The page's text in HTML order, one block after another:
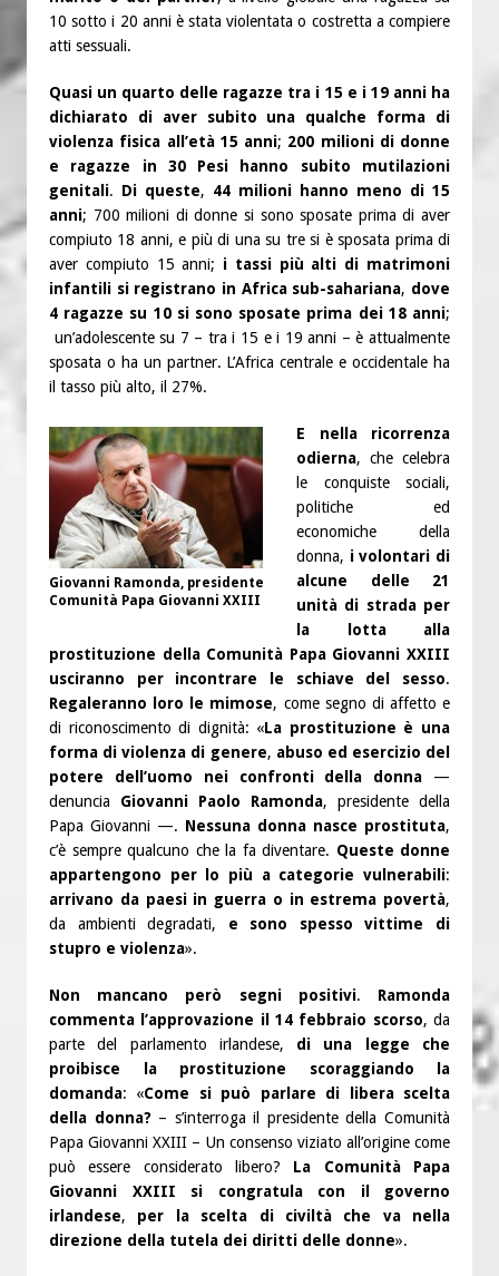
10 sotto i 20 anni è stata violentata o costretta a compiere
atti sessuali.
Quasi un quarto delle ragazze tra i 15 e i 19 anni ha
dichiarato di aver subito una qualche forma di
violenza fisica all’età 15 anni; 200 milioni di donne
e ragazze in 30 Pesi hanno subito mutilazioni
genitali. Di queste, 44 milioni hanno meno di 15
anni; 700 milioni di donne si sono sposate prima di aver
compiuto 18 anni, e più di una su tre si è sposata prima di
aver compiuto 15 anni; i tassi più alti di matrimoni
infantili si registrano in Africa sub-sahariana, dove
4 ragazze su 10 si sono sposate prima dei 18 anni;
un’adolescente su 7 – tra i 15 e i 19 anni – è attualmente
sposata o ha un partner. L’Africa centrale e occidentale ha
il tasso più alto, il 27%.
Giovanni Ramonda, presidente
Comunità Papa Giovanni XXIII
E nella ricorrenza
odierna, che celebra
le conquiste sociali,
politiche ed
economiche della
donna, i volontari di
alcune delle 21
unità di strada per
la lotta alla
prostituzione della Comunità Papa Giovanni XXIII
usciranno per incontrare le schiave del sesso.
Regaleranno loro le mimose, come segno di affetto e
di riconoscimento di dignità: «La prostituzione è una
forma di violenza di genere, abuso ed esercizio del
potere dell’uomo nei confronti della donna —
denuncia Giovanni Paolo Ramonda, presidente della
Papa Giovanni —. Nessuna donna nasce prostituta,
c’è sempre qualcuno che la fa diventare. Queste donne
appartengono per lo più a categorie vulnerabili:
arrivano da paesi in guerra o in estrema povertà,
da ambienti degradati, e sono spesso vittime di
stupro e violenza».
Non mancano però segni positivi. Ramonda
commenta l’approvazione il 14 febbraio scorso, da
parte del parlamento irlandese, di una legge che
proibisce la prostituzione scoraggiando la
domanda: «Come si può parlare di libera scelta
della donna? – s’interroga il presidente della Comunità
Papa Giovanni XXIII – Un consenso viziato all’origine come
può essere considerato libero? La Comunità Papa
Giovanni XXIII si congratula con il governo
irlandese, per la scelta di civiltà che va nella
direzione della tutela dei diritti delle donne».